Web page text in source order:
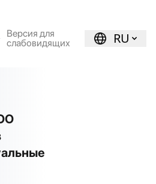
Версия для
слабовидящих
RU